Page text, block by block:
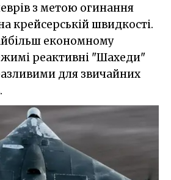
з метою огинання
крейсерській швидкості.
економному
реактивні "Шахеди"
для звичайних